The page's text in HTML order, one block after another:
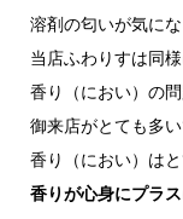
溶剤の匂いが気に
当店ふわりすは同様
香り（におい）の
御来店がとても多い
香り（におい）はと
香りが心身にプラス